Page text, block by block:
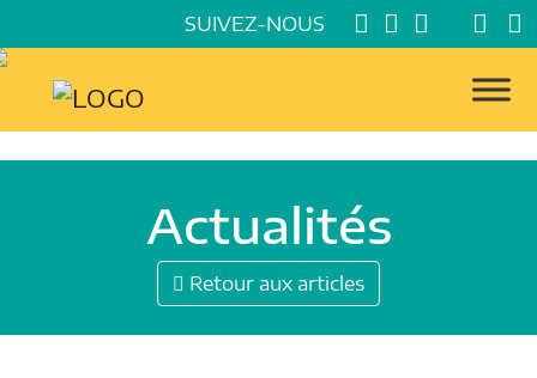
SUIVEZ-NOUS
Actualités
Retour aux articles